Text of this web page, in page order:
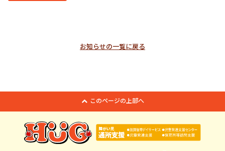
お知らせの一覧に戻る
このページの上部へ